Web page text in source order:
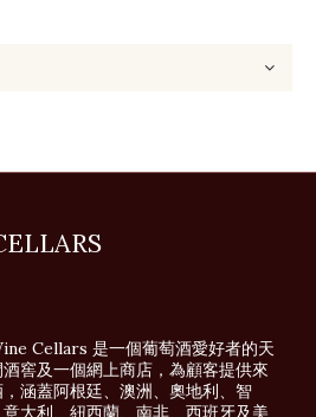
Cellars 是一個葡萄酒愛好者的天
窖及一個網上商店，為顧客提供來
涵蓋阿根廷、澳洲、奧地利、智
大利、紐西蘭、南非、西班牙及美